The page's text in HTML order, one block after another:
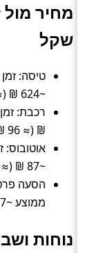
מחיר
שקל
~624 ₪ (≈ 46 ₪ לשעה).
₪ (≈ 96 ₪ לשעה).
~87 ₪ (≈ 18 ₪ לשעה).
ממוצע ~2287 ₪ (≈ 669 ₪ לשעה).
נוחות